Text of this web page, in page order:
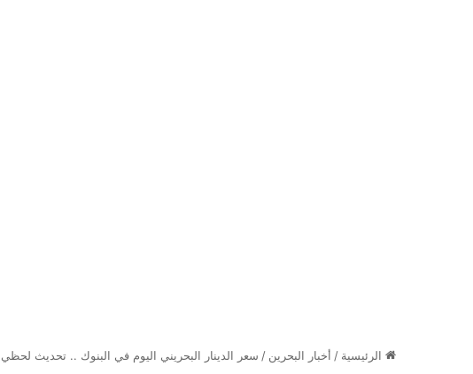
الرئيسية / أخبار البحرين / سعر الدينار البحريني اليوم في البنوك .. تحديث لحظي